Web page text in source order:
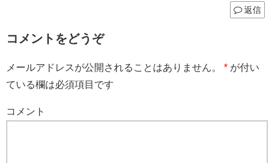
返信
コメントをどうぞ
メールアドレスが公開されることはありません。 * が付い
ている欄は必須項目です
コメント